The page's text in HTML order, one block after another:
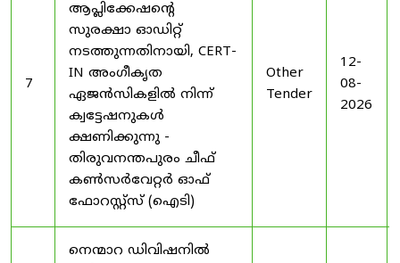
7
ആപ്ലിക്കേഷന്റെ
സുരക്ഷാ ഓഡിറ്റ്
നടത്തുന്നതിനായി, CERT-
IN അംഗീകൃത
ഏജൻസികളിൽ നിന്ന്
ക്വട്ടേഷനുകൾ
ക്ഷണിക്കുന്നു -
തിരുവനന്തപുരം ചീഫ്
കൺസർവേറ്റർ ഓഫ്
ഫോറസ്റ്റ്സ് (ഐടി)
Other
Tender
12-
08-
2026
നെന്മാറ ഡിവിഷനിൽ